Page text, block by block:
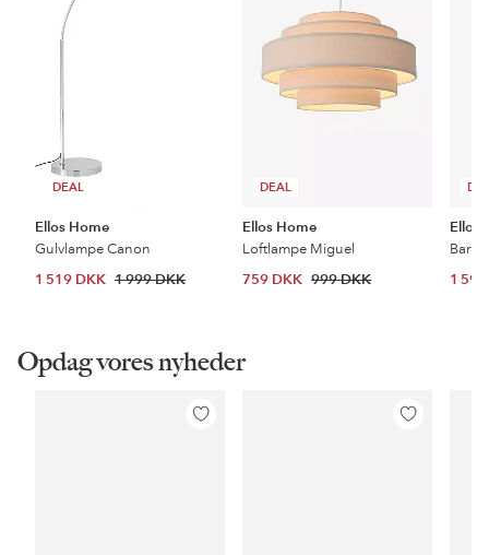
DEAL
Ellos Home
Gulvlampe Canon
1 519 DKK 1 999 DKK
DEAL
Ellos Home
Loftlampe Miguel
759 DKK 999 DKK
Ellos
1
Opdag vores nyheder
Tilføj
Tilføj